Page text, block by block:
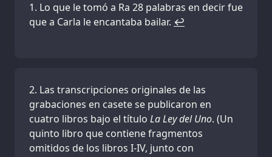
Lo que le tomó a Ra 28 palabras en decir fue
que a Carla le encantaba bailar. ↩
Las transcripciones originales de las
grabaciones en casete se publicaron en
cuatro libros bajo el título La Ley del Uno. (Un
quinto libro que contiene fragmentos
omitidos de los libros I-IV, junto con